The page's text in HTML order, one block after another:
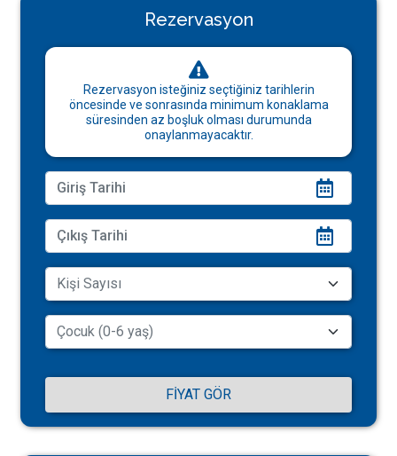
Rezervasyon
Rezervasyon isteğiniz seçtiğiniz tarihlerin
öncesinde ve sonrasında minimum konaklama
süresinden az boşluk olması durumunda
onaylanmayacaktır.
FIYAT GÖR